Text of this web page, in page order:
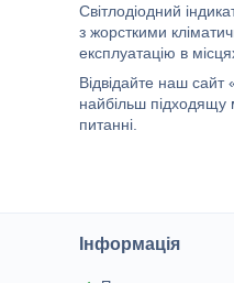
Світлодіодний
з жорсткими
експлуатацію в
Відвідайте наш
найбільш підходящу
питанні.
Інформація